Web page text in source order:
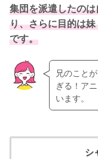
集団を派遣したの
り、さらに目的は
です。
兄のこと
ぎる！ア
います。
シ